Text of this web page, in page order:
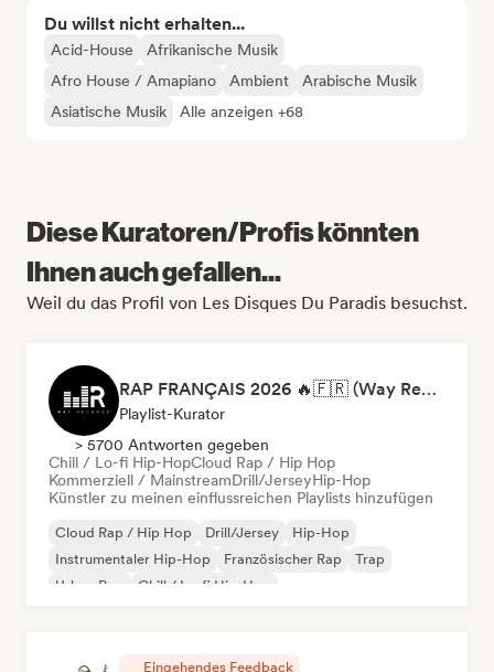
Du willst nicht erhalten...
Acid-House
Afrikanische Musik
Afro House / Amapiano
Ambient
Arabische Musik
Asiatische Musik
Alle anzeigen +68
Diese Kuratoren/Profis könnten
Ihnen auch gefallen...
Weil du das Profil von Les Disques Du Paradis besuchst.
RAP FRANÇAIS 2026 🔥🇫🇷 (Way Records)
Playlist-Kurator
> 5700 Antworten gegeben
Chill / Lo-fi Hip-HopCloud Rap / Hip Hop
Kommerziell / MainstreamDrill/JerseyHip-Hop
Künstler zu meinen einflussreichen Playlists hinzufügen
Cloud Rap / Hip Hop Drill/Jersey
Hip-Hop
Instrumentaler Hip-Hop
Französischer Rap
Trap
Urban Pop
Chill / Lo-fi Hip-Hop
Eingehendes Feedback